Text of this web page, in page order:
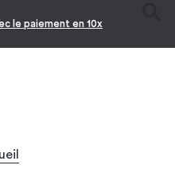
le paiement en 10x